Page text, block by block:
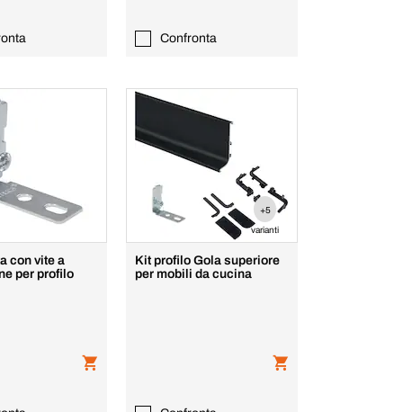
Confronta
con vite a
per profilo
+5
varianti
Kit profilo Gola superiore
per mobili da cucina